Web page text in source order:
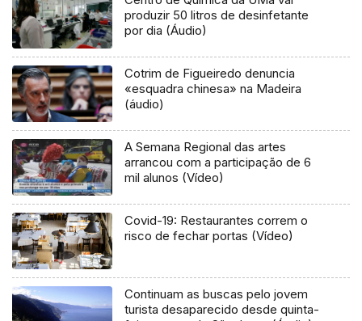
produzir 50 litros de desinfetante
por dia (Áudio)
Cotrim de Figueiredo denuncia
«esquadra chinesa» na Madeira
(áudio)
A Semana Regional das artes
arrancou com a participação de 6
mil alunos (Vídeo)
Covid-19: Restaurantes correm o
risco de fechar portas (Vídeo)
Continuam as buscas pelo jovem
turista desaparecido desde quinta-